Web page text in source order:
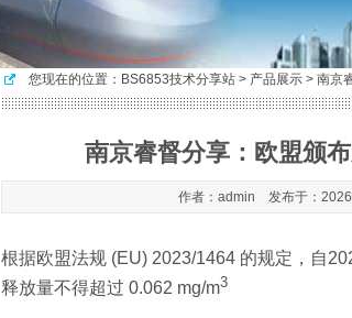
您现在的位置： BS6853技术分享站 > 产品展示 > 南京
南京睿督分享：欧盟颁
作者：admin 发布于：
根据欧盟法规 (EU) 2023/1464 的规定，自
释放量不得超过 0.062 mg/m3